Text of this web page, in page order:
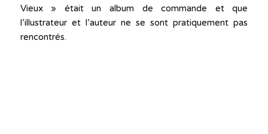
Vieux » était un album de commande et que
l’illustrateur et l’auteur ne se sont pratiquement pas
rencontrés.